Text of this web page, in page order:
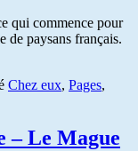
qui commence pour
de paysans français.
Chez eux, Pages,
– Le Mague